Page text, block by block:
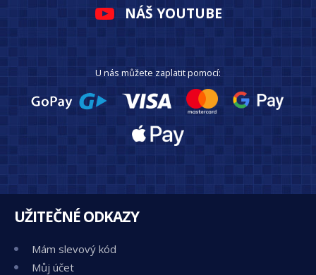
NÁŠ YOUTUBE
U nás můžete zaplatit pomocí:
UŽITEČNÉ ODKAZY
Mám slevový kód
Můj účet